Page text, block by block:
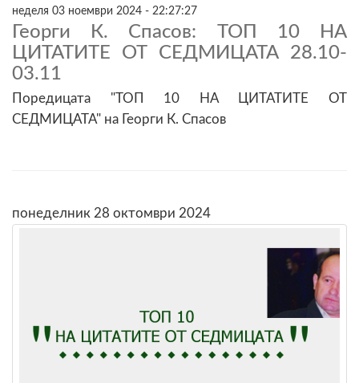
неделя 03 ноември 2024 - 22:27:27
Георги К. Спасов: ТОП 10 НА
ЦИТАТИТЕ ОТ СЕДМИЦАТА 28.10-
03.11
Поредицата "ТОП 10 НА ЦИТАТИТЕ ОТ
СЕДМИЦАТА" на Георги К. Спасов
понеделник 28 октомври 2024